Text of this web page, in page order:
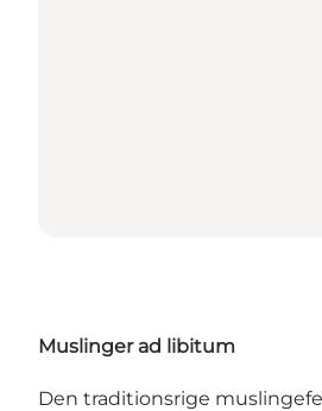
Muslinger ad libitum
Den traditionsrige